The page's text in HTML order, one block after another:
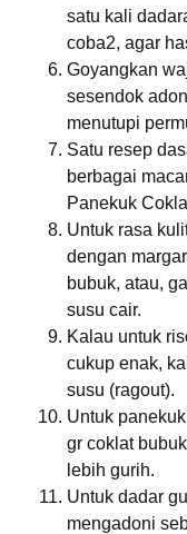
satu kali
coba2, agar
Goyangkan
sesendok
menutupi
Satu resep
berbagai
Panekuk
Untuk rasa
dengan
bubuk, atau,
susu cair.
Kalau untuk
cukup enak,
susu (ragout).
Untuk
gr coklat
lebih gurih.
Untuk dadar
mengadoni